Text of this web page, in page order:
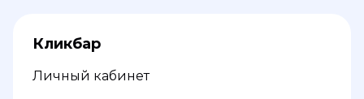
Кликбар
Личный кабинет